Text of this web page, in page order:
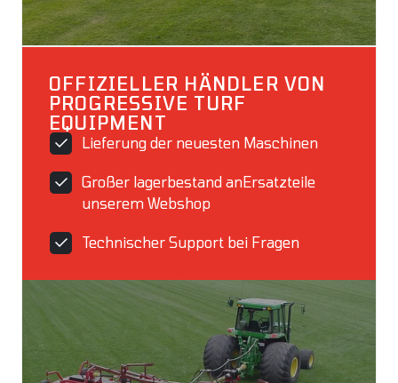
OFFIZIELLER HÄNDLER VON
PROGRESSIVE TURF
EQUIPMENT
Lieferung der neuesten Maschinen
Großer lagerbestand anErsatzteile
unserem Webshop
Technischer Support bei Fragen